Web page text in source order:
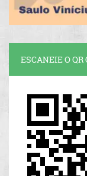
ESCANEIE O QR